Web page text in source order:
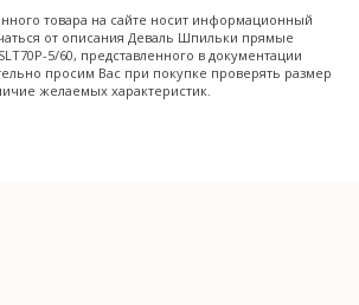
товара на сайте носит информационный
от описания Деваль Шпильки прямые
5/60, представленного в документации
просим Вас при покупке проверять размер
желаемых характеристик.